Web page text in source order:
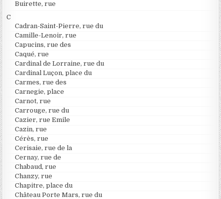
Buirette, rue
C
Cadran-Saint-Pierre, rue du
Camille-Lenoir, rue
Capucins, rue des
Caqué, rue
Cardinal de Lorraine, rue du
Cardinal Luçon, place du
Carmes, rue des
Carnegie, place
Carnot, rue
Carrouge, rue du
Cazier, rue Emile
Cazin, rue
Cérès, rue
Cerisaie, rue de la
Cernay, rue de
Chabaud, rue
Chanzy, rue
Chapitre, place du
Château Porte Mars, rue du